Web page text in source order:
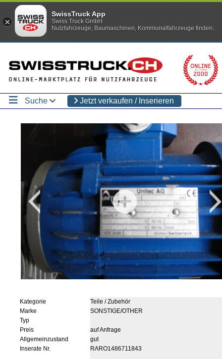
Suche Jetzt verkaufen / Inserieren
Kategorie
Teile / Zubehör
Marke
SONSTIGE/OTHER
Typ
Preis
auf Anfrage
Allgemeinzustand
gut
Inserate Nr.
RARO1486711843
SwissTruck App
Swiss Truck GmbH
Nutzfahrzeuge, Baumaschinen, Kommunalfahrzeuge finden.